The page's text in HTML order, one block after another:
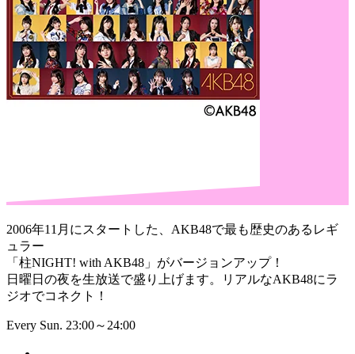
2006年11月にスタートした、AKB48で最も歴史のあるレギ
ュラー
「柱NIGHT! with AKB48」がバージョンアップ！
日曜日の夜を生放送で盛り上げます。リアルなAKB48にラ
ジオでコネクト！
Every Sun. 23:00～24:00